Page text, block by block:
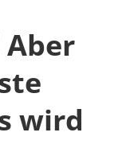
Aber
wird